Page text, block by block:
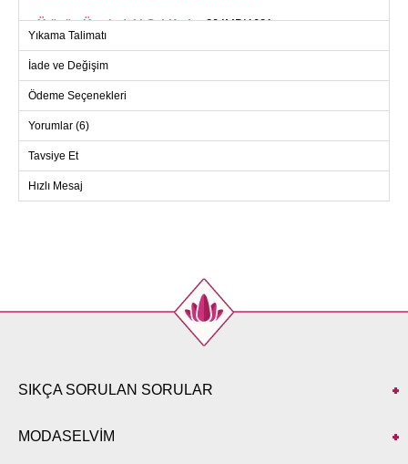
Ürünün Üzerindeki Şal Kodu:204MDI1081
Yenilikçi ve şık tasarımıyla dikkat çeken Çapraz Bağlamalı
Tesettür Elbise, dört mevsim rahatlıkla kullanılabilir. Hassas
yıkama modunda 30 derecede yıkanabilir terikoton kumaştan
üretilmiştir. Gömlek yaka tarzına sahip olan bu elbise, yarım
düğmeli ön kısmı ve astarsız yapısıyla pratik bir kullanım
sunar. Beli çapraz bağcıklarla süslenmiş ve kemerle
bedeni 38 olup, ideal ölçülere sahiptir: Boy 165 cm, göğüs 88
cm, bel 68 cm, basen 99 cm, kilo 56 kg.
ELBİSE BEDEN ÖLÇÜLERİ
94
100
Yıkama Talimatı
İade ve Değişim
Ödeme Seçenekleri
Yorumlar (6)
Tavsiye Et
Hızlı Mesaj
SIKÇA SORULAN SORULAR
MODASELVİM